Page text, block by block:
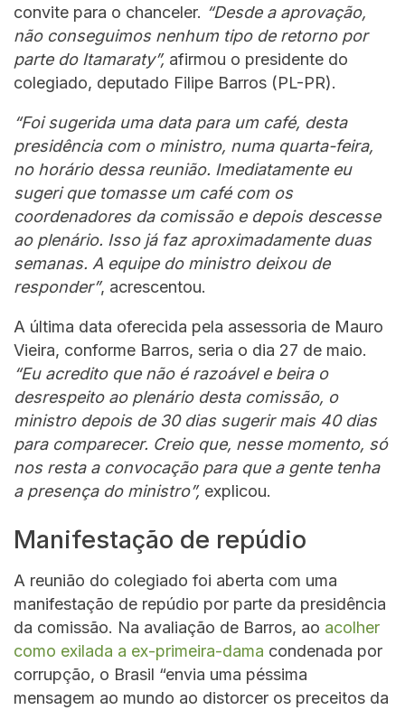
convite para o chanceler. “Desde a aprovação,
não conseguimos nenhum tipo de retorno por
parte do Itamaraty”, afirmou o presidente do
colegiado, deputado Filipe Barros (PL-PR).
“Foi sugerida uma data para um café, desta
presidência com o ministro, numa quarta-feira,
no horário dessa reunião. Imediatamente eu
sugeri que tomasse um café com os
coordenadores da comissão e depois descesse
ao plenário. Isso já faz aproximadamente duas
semanas. A equipe do ministro deixou de
responder”, acrescentou.
A última data oferecida pela assessoria de Mauro
Vieira, conforme Barros, seria o dia 27 de maio.
“Eu acredito que não é razoável e beira o
desrespeito ao plenário desta comissão, o
ministro depois de 30 dias sugerir mais 40 dias
para comparecer. Creio que, nesse momento, só
nos resta a convocação para que a gente tenha
a presença do ministro”, explicou.
Manifestação de repúdio
A reunião do colegiado foi aberta com uma
manifestação de repúdio por parte da presidência
da comissão. Na avaliação de Barros, ao acolher
como exilada a ex-primeira-dama condenada por
corrupção, o Brasil “envia uma péssima
mensagem ao mundo ao distorcer os preceitos da